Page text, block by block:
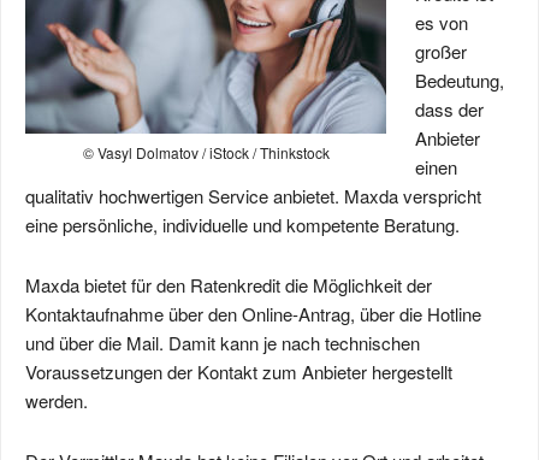
© Vasyl Dolmatov / iStock / Thinkstock
es von
großer
Bedeutung,
dass der
Anbieter
einen
qualitativ hochwertigen Service anbietet. Maxda verspricht
eine persönliche, individuelle und kompetente Beratung.
Maxda bietet für den Ratenkredit die Möglichkeit der
Kontaktaufnahme über den Online-Antrag, über die Hotline
und über die Mail. Damit kann je nach technischen
Voraussetzungen der Kontakt zum Anbieter hergestellt
werden.